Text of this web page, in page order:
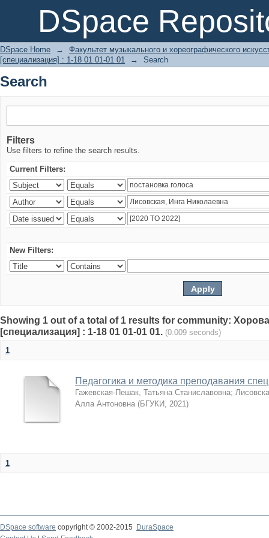
DSpace
Search
DSpace Home →
Факультет музыкального и хореографического
[специализация] : 1-18 01 01-01 01
→ Search
Search
Filters
Use filters to refine the search results.
Current Filters:
New Filters:
Showing 1 out of a total of 1 results for community:
[специализация] : 1-18 01 01-01 01. (0.009 seconds)
1
Педагогика и методика преподавания
Гажевская-Пешак, Татьяна Станиславовна;
Алла Антоновна (БГУКИ, 2021)
1
DSpace software copyright © 2002-2015
DuraSpace